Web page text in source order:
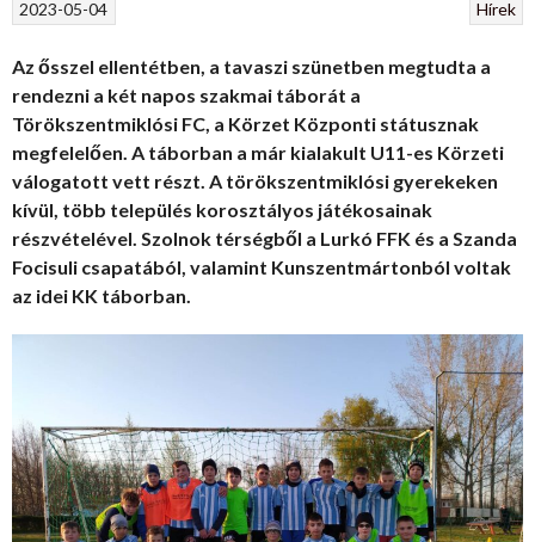
Hírek
2023-05-04
Az ősszel ellentétben, a tavaszi szünetben megtudta a
rendezni a két napos szakmai táborát a
Törökszentmiklósi FC, a Körzet Központi státusznak
megfelelően. A táborban a már kialakult U11-es Körzeti
válogatott vett részt. A törökszentmiklósi gyerekeken
kívül, több település korosztályos játékosainak
részvételével. Szolnok térségből a Lurkó FFK és a Szanda
Focisuli csapatából, valamint Kunszentmártonból voltak
az idei KK táborban.